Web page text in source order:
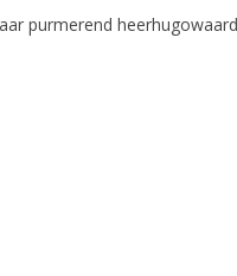
purmerend